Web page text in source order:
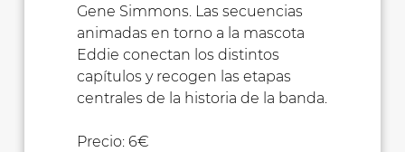
Gene Simmons. Las secuencias
animadas en torno a la mascota
Eddie conectan los distintos
capítulos y recogen las etapas
centrales de la historia de la banda.
Precio: 6€